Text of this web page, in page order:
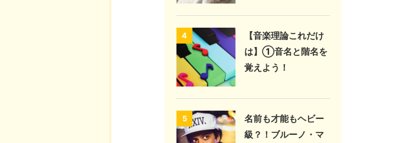
4
【音楽理論これだけ
は】①音名と階名を
覚えよう！
5
名前も才能もヘビー
級？！ブルーノ・マ